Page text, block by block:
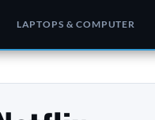
LAPTOPS & COMPUTER